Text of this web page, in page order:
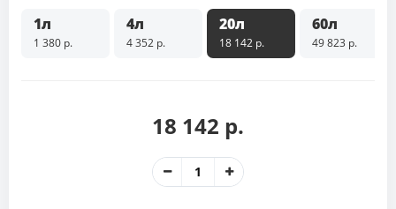
1л
1 380 р.
4л
4 352 р.
20л
18 142 р.
60л
49 823 р.
18 142 р.